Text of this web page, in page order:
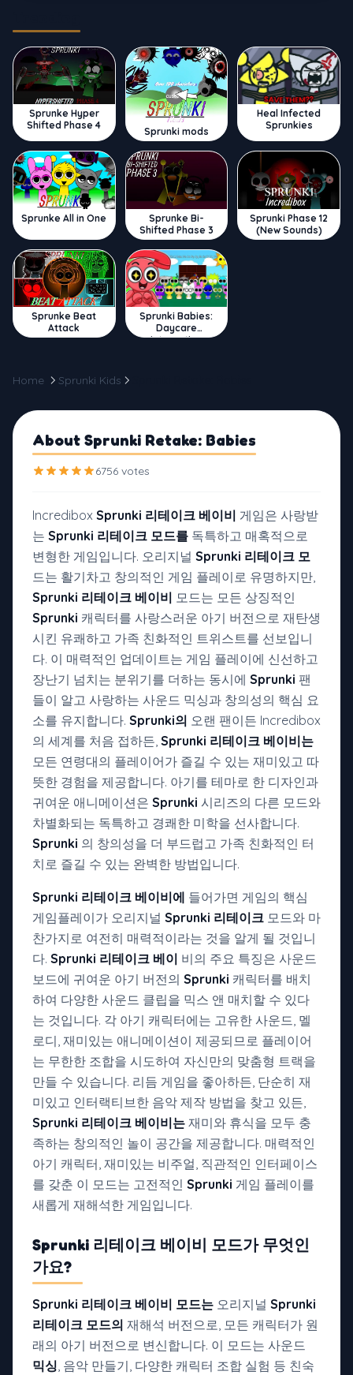
Sprunke Hyper
Shifted Phase 4
Sprunki mods
Heal Infected
Sprunkies
Sprunke All in One
Sprunke Bi-
Shifted Phase 3
Sprunki Phase 12
(New Sounds)
Sprunke Beat
Attack
Sprunki Babies:
Daycare
Interactive
Home Sprunki Kids
About Sprunki Retake: Babies
6756 votes
Incredibox Sprunki 리테이크 베이비 게임은 사랑받
는 Sprunki 리테이크 모드를 독특하고 매혹적으로
변형한 게임입니다. 오리지널 Sprunki 리테이크 모
드는 활기차고 창의적인 게임 플레이로 유명하지만,
Sprunki 리테이크 베이비 모드는 모든 상징적인
Sprunki 캐릭터를 사랑스러운 아기 버전으로 재탄생
시킨 유쾌하고 가족 친화적인 트위스트를 선보입니
다. 이 매력적인 업데이트는 게임 플레이에 신선하고
장난기 넘치는 분위기를 더하는 동시에 Sprunki 팬
들이 알고 사랑하는 사운드 믹싱과 창의성의 핵심 요
소를 유지합니다. Sprunki의 오랜 팬이든 Incredibox
의 세계를 처음 접하든, Sprunki 리테이크 베이비는
모든 연령대의 플레이어가 즐길 수 있는 재미있고 따
뜻한 경험을 제공합니다. 아기를 테마로 한 디자인과
귀여운 애니메이션은 Sprunki 시리즈의 다른 모드와
차별화되는 독특하고 경쾌한 미학을 선사합니다.
Sprunki 의 창의성을 더 부드럽고 가족 친화적인 터
치로 즐길 수 있는 완벽한 방법입니다.
Sprunki 리테이크 베이비에 들어가면 게임의 핵심
게임플레이가 오리지널 Sprunki 리테이크 모드와 마
찬가지로 여전히 매력적이라는 것을 알게 될 것입니
다. Sprunki 리테이크 베이 비의 주요 특징은 사운드
보드에 귀여운 아기 버전의 Sprunki 캐릭터를 배치
하여 다양한 사운드 클립을 믹스 앤 매치할 수 있다
는 것입니다. 각 아기 캐릭터에는 고유한 사운드, 멜
로디, 재미있는 애니메이션이 제공되므로 플레이어
는 무한한 조합을 시도하여 자신만의 맞춤형 트랙을
만들 수 있습니다. 리듬 게임을 좋아하든, 단순히 재
미있고 인터랙티브한 음악 제작 방법을 찾고 있든,
Sprunki 리테이크 베이비는 재미와 휴식을 모두 충
족하는 창의적인 놀이 공간을 제공합니다. 매력적인
아기 캐릭터, 재미있는 비주얼, 직관적인 인터페이스
를 갖춘 이 모드는 고전적인 Sprunki 게임 플레이를
새롭게 재해석한 게임입니다.
Sprunki 리테이크 베이비 모드가무엇인
가요?
Sprunki 리테이크 베이비 모드는 오리지널 Sprunki
리테이크 모드의 재해석 버전으로, 모든 캐릭터가 원
래의 아기 버전으로 변신합니다. 이 모드는 사운드
믹싱, 음악 만들기, 다양한 캐릭터 조합 실험 등 친숙